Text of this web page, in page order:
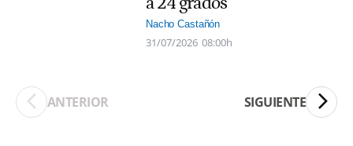
Nacho Castañón
31/07/2026 08:00h
ANTERIOR SIGUIENTE